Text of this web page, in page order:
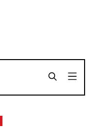
SHARE
SHARE